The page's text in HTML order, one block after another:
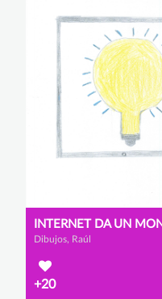
Dibujos, Raúl
+20